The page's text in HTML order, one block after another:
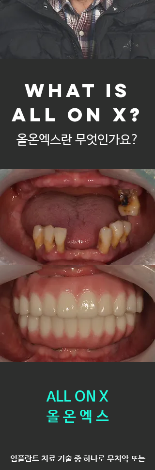
what is
ALL ON X?
올온엑스란 무엇인가요?
ALL ON X
​올 온 엑 스
임플란트 치료 기술 중 하나로 무치악 또는